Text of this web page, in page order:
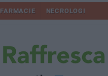
FARMACIE NECROLOGI